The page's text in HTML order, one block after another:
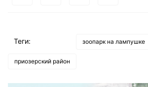
Теги: зоопарк на лампушке
приозерский район